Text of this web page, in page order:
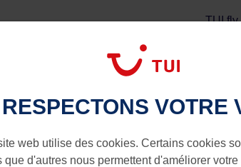
TUI fly
VOTRE
web utilise des cookies. Certains cookies
que d'autres nous permettent d'améliorer